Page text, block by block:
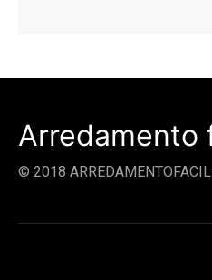
Arredamento
© 2018